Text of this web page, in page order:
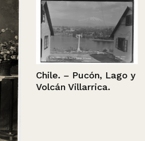
Chile. – Pucón, Lago y
Volcán Villarrica.